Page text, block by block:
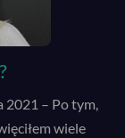
2021 – Po tym,
wiele